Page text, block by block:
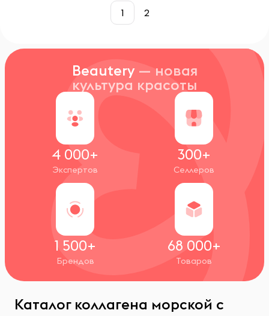
1 2
Beautery — новая
культура красоты
4 000+
Экспертов
300+
Селлеров
1 500+
Брендов
68 000+
Товаров
Каталог коллагена морской с